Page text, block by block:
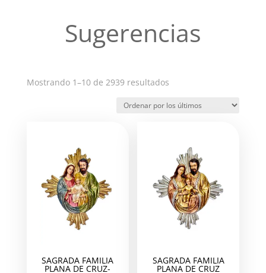
Sugerencias
Mostrando 1–10 de 2939 resultadosOrdenado
los
SAGRADA FAMILIA
PLANA DE CRUZ-
SAGRADA FAMILIA
PLANA DE CRUZ